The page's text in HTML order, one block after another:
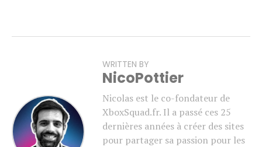
WRITTEN BY
NicoPottier
Nicolas est le co-fondateur de
XboxSquad.fr. Il a passé ces 25
dernières années à créer des sites
pour partager sa passion pour les